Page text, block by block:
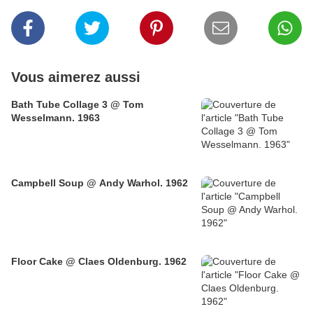
Vous aimerez aussi
Bath Tube Collage 3 @ Tom
Wesselmann. 1963
Campbell Soup @ Andy Warhol. 1962
Floor Cake @ Claes Oldenburg. 1962